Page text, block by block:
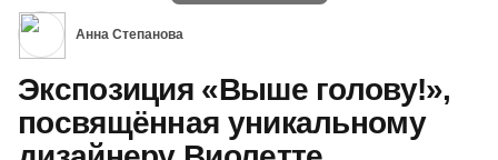
Анна Степанова
Экспозиция «Выше голову!»,
посвящённая уникальному